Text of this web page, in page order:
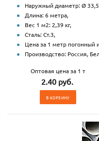
Наружный диаметр: Ø
Длина: 6 метра,
Вес 1 м2: 2,39 кг,
Сталь: Ст.3,
Цена за 1 метр погонный
Производство: Россия,
Оптовая цена за 1 т
2.40 руб.
В КОРЗИНУ